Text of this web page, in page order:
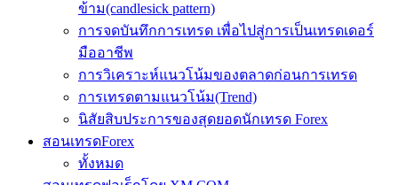
ข้าม(candlesick pattern)
การจดบันทึกการเทรด เพื่อไปสู่การเป็นเทรดเดอร์
มืออาชีพ
การวิเคราะห์แนวโน้มของตลาดก่อนการเทรด
การเทรดตามแนวโน้ม(Trend)
นิสัยสิบประการของสุดยอดนักเทรด Forex
สอนเทรดForex
ทั้งหมด